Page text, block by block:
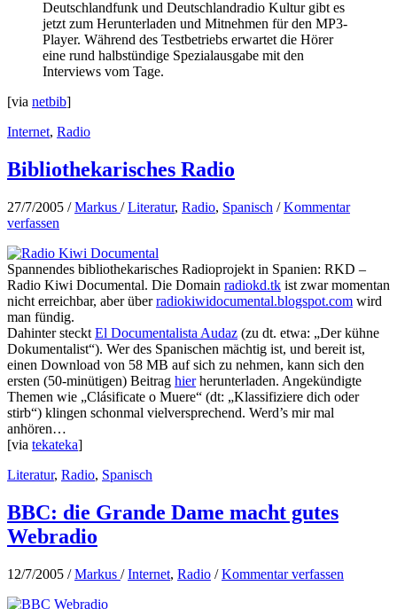
Deutschlandfunk und Deutschlandradio Kultur gibt es
jetzt zum Herunterladen und Mitnehmen für den MP3-
Player. Während des Testbetriebs erwartet die Hörer
eine rund halbstündige Spezialausgabe mit den
Interviews vom Tage.
[via netbib]
Internet, Radio
Bibliothekarisches Radio
27/7/2005 /Markus /Literatur, Radio, Spanisch /Kommentar
verfassen
Spannendes bibliothekarisches Radioprojekt in Spanien: RKD –
Radio Kiwi Documental. Die Domain radiokd.tk ist zwar momentan
nicht erreichbar, aber überradiokiwidocumental.blogspot.com wird
man fündig.
Dahinter steckt El Documentalista Audaz (zu dt. etwa: „Der kühne
Dokumentalist“). Wer des Spanischen mächtig ist, und bereit ist,
einen Download von 58 MB auf sich zu nehmen, kann sich den
ersten (50-minütigen) Beitrag hierherunterladen. Angekündigte
Themen wie „Clásificate o Muere“ (dt: „Klassifiziere dich oder
stirb“) klingen schonmal vielversprechend. Werd’s mir mal
anhören…
[via tekateka]
Literatur, Radio, Spanisch
BBC: die Grande Dame macht gutes
Webradio
12/7/2005 /Markus /Internet, Radio /Kommentar verfassen